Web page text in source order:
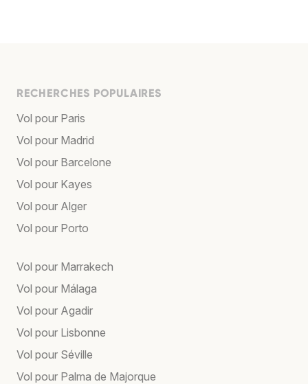
RECHERCHES POPULAIRES
Vol pour Paris
Vol pour Madrid
Vol pour Barcelone
Vol pour Kayes
Vol pour Alger
Vol pour Porto
Vol pour Marrakech
Vol pour Málaga
Vol pour Agadir
Vol pour Lisbonne
Vol pour Séville
Vol pour Palma de Majorque